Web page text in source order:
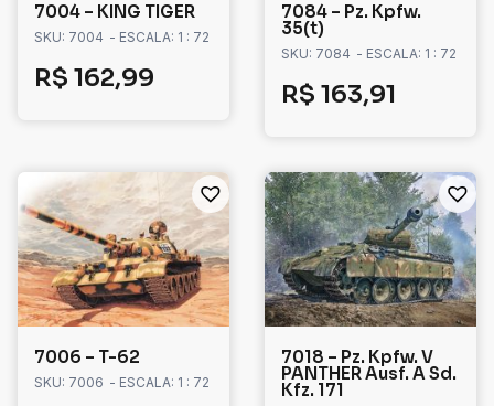
7004 – KING TIGER
SKU: 7004 - ESCALA: 1 : 72
R$ 162,99
7084 – Pz. Kpfw.
35(t)
SKU: 7084 - ESCALA: 1 : 72
R$ 163,91
7006 – T-62
SKU: 7006 - ESCALA: 1 : 72
7018 – Pz. Kpfw. V
PANTHER Ausf. A Sd.
Kfz. 171